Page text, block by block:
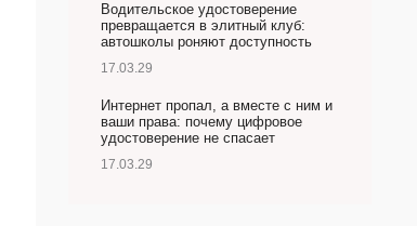
Водительское удостоверение
превращается в элитный клуб:
автошколы роняют доступность
17.03.29
Интернет пропал, а вместе с ним и
ваши права: почему цифровое
удостоверение не спасает
17.03.29